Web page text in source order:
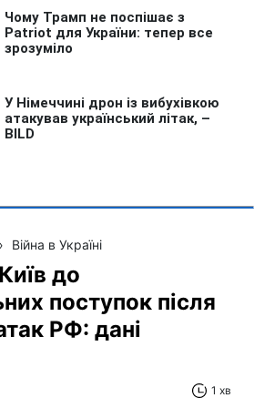
Війна в Україні
до
поступок після
РФ: дані
1 хв